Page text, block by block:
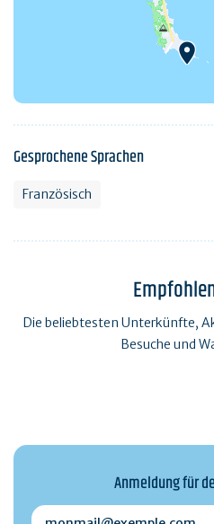
Gesprochene Sprachen
Französisch
Die beliebtesten Unterkünfte,
Besuche und
Anmeldung für
monmail@exemple.com